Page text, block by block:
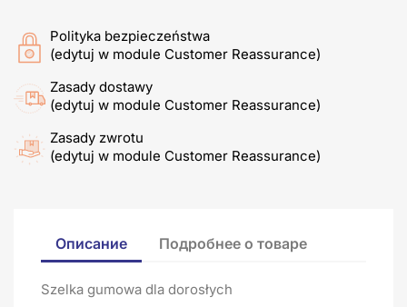
Polityka bezpieczeństwa
(edytuj w module Customer Reassurance)
Zasady dostawy
(edytuj w module Customer Reassurance)
Zasady zwrotu
(edytuj w module Customer Reassurance)
Описание Подробнее о товаре
Szelka gumowa dla dorosłych